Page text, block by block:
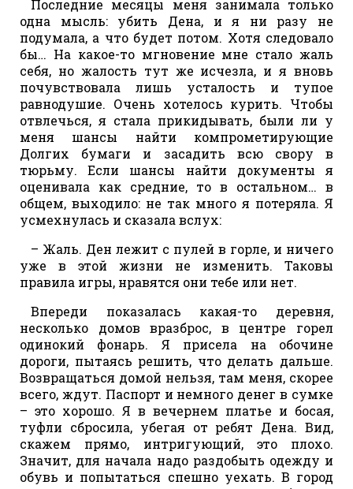
Последние месяцы меня занимала только
одна мысль: убить Дена, и я ни разу не
подумала, а что будет потом. Хотя следовало
бы… На какое-то мгновение мне стало жаль
себя, но жалость тут же исчезла, и я вновь
почувствовала лишь усталость и тупое
равнодушие. Очень хотелось курить. Чтобы
отвлечься, я стала прикидывать, были ли у
меня шансы найти компрометирующие
Долгих бумаги и засадить всю свору в
тюрьму. Если шансы найти документы я
оценивала как средние, то в остальном… в
общем, выходило: не так много я потеряла. Я
усмехнулась и сказала вслух:
– Жаль. Ден лежит с пулей в горле, и ничего
уже в этой жизни не изменить. Таковы
правила игры, нравятся они тебе или нет.
Впереди показалась какая-то деревня,
несколько домов вразброс, в центре горел
одинокий фонарь. Я присела на обочине
дороги, пытаясь решить, что делать дальше.
Возвращаться домой нельзя, там меня, скорее
всего, ждут. Паспорт и немного денег в сумке
– это хорошо. Я в вечернем платье и босая,
туфли сбросила, убегая от ребят Дена. Вид,
скажем прямо, интригующий, это плохо.
Значит, для начала надо раздобыть одежду и
обувь и попытаться спешно уехать. В город